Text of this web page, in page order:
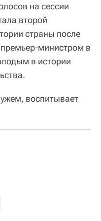
на сессии
второй
страны после
министром в
в истории
воспитывает